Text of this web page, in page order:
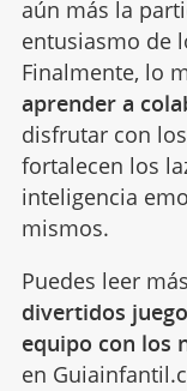
aún más la
entusiasmo de
Finalmente, lo
aprender a
disfrutar con
fortalecen los
inteligencia
mismos.
Puedes leer
divertidos
equipo con los
en